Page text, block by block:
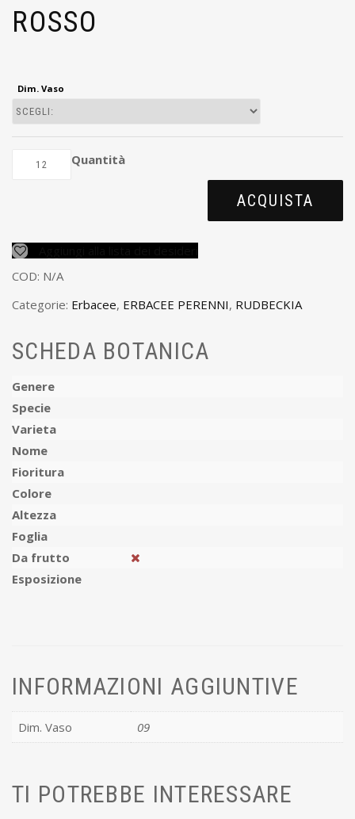
ROSSO
Dim. Vaso
Quantità
ACQUISTA
COD: N/A
Categorie: Erbacee, ERBACEE PERENNI, RUDBECKIA
SCHEDA BOTANICA
Genere
Specie
Varieta
Nome
Fioritura
Colore
Altezza
Foglia
Da frutto
Esposizione
INFORMAZIONI AGGIUNTIVE
Dim. Vaso 09
TI POTREBBE INTERESSARE